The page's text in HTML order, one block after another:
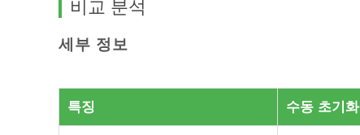
비교 분석
세부 정보
특징 수동 초기화